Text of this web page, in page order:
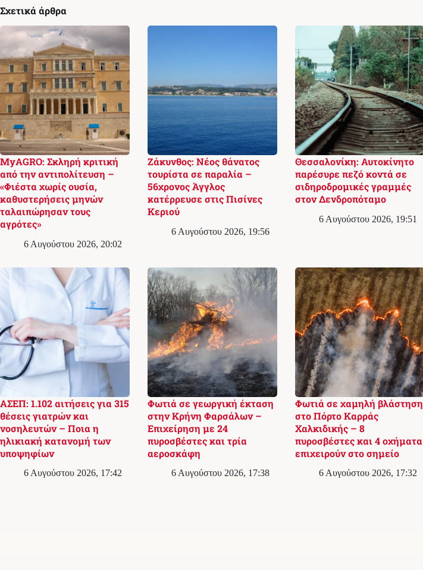
Σχετικά άρθρα
MyAGRO: Σκληρή κριτική
από την αντιπολίτευση –
«Φιέστα χωρίς ουσία,
καθυστερήσεις μηνών
ταλαιπώρησαν τους
αγρότες»
6 Αυγούστου 2026, 20:02
Ζάκυνθος: Νέος θάνατος
τουρίστα σε παραλία –
56χρονος Άγγλος
κατέρρευσε στις Πισίνες
Κεριού
6 Αυγούστου 2026, 19:56
Θεσσαλονίκη: Αυτοκίνητο
παρέσυρε πεζό κοντά σε
σιδηροδρομικές γραμμές
στον Δενδροπόταμο
6 Αυγούστου 2026, 19:51
ΑΣΕΠ: 1.102 αιτήσεις για 315
θέσεις γιατρών και
νοσηλευτών – Ποια η
ηλικιακή κατανομή των
υποψηφίων
6 Αυγούστου 2026, 17:42
Φωτιά σε γεωργική έκταση
στην Κρήνη Φαρσάλων –
Επιχείρηση με 24
πυροσβέστες και τρία
αεροσκάφη
6 Αυγούστου 2026, 17:38
Φωτιά σε χαμηλή βλάστηση
στο Πόρτο Καρράς
Χαλκιδικής – 8
πυροσβέστες και 4 οχήματα
επιχειρούν στο σημείο
6 Αυγούστου 2026, 17:32